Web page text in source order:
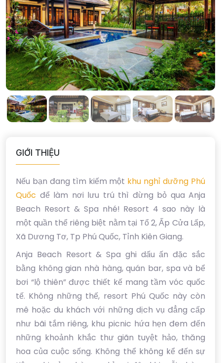
GIỚI THIỆU
Nếu bạn đang tìm kiếm một khu nghỉ dưỡng Phú
Quốc để làm nơi lưu trú thì đừng bỏ qua Anja
Beach Resort & Spa nhé! Resort 4 sao này là
một quần thể riêng biệt nằm tại Tổ 2, Ấp Cửa Lấp,
Xã Dương Tơ, Tp Phú Quốc, Tỉnh Kiên Giang.
Anja Beach Resort & Spa ghi dấu ấn đặc sắc
bằng không gian nhà hàng, quán bar, spa và bể
bơi “lộ thiên” được thiết kế mang tầm vóc quốc
tế. Không những thế, resort Phú Quốc này còn
mê hoặc du khách với những dịch vụ đẳng cấp
như bãi tắm riêng, khu picnic hứa hẹn đem đến
những khoảnh khắc thư giãn tuyệt hảo, thăng
hoa của cuộc sống. Không thể không kể đến sự